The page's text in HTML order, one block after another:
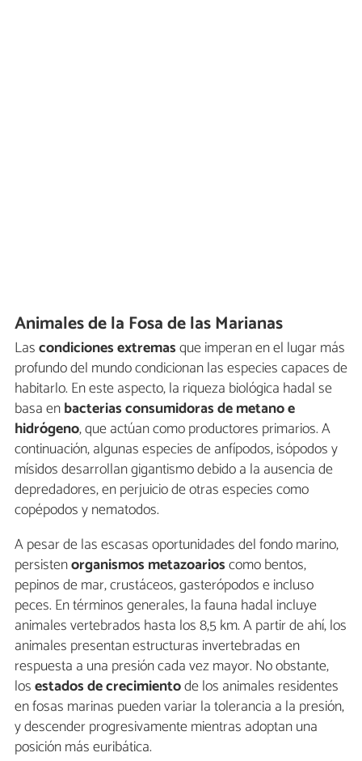
Animales de la Fosa de las Marianas
Lascondiciones extremasque imperan en el lugar más
profundo del mundo condicionan las especies capaces de
habitarlo. En este aspecto, la riqueza biológica hadal se
basa enbacterias consumidoras de metano e
hidrógeno, que actúan como productores primarios. A
continuación, algunas especies de anfípodos, isópodos y
mísidos desarrollan gigantismo debido a la ausencia de
depredadores, en perjuicio de otras especies como
copépodos y nematodos.
A pesar de las escasas oportunidades del fondo marino,
persistenorganismos metazoarioscomo bentos,
pepinos de mar, crustáceos, gasterópodos e incluso
peces. En términos generales, la fauna hadal incluye
animales vertebrados hasta los 8,5 km. A partir de ahí, los
animales presentan estructuras invertebradas en
respuesta a una presión cada vez mayor. No obstante,
losestados de crecimientode los animales residentes
en fosas marinas pueden variar la tolerancia a la presión,
y descender progresivamente mientras adoptan una
posición más euribática.